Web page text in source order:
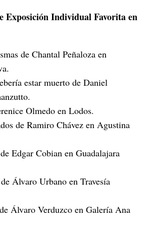
Exposición Individual Favorita en
de Chantal Peñaloza en
estar muerto de Daniel
Olmedo en Lodos.
de Ramiro Chávez en Agustina
Edgar Cobian en Guadalajara
Álvaro Urbano en Travesía
Álvaro Verduzco en Galería Ana